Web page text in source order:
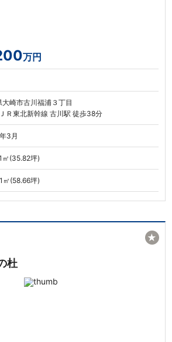
万円
大崎市古川福浦３丁目
Ｒ東北新幹線 古川駅 徒歩38分
3月
㎡(35.82坪)
㎡(58.66坪)
杜
★